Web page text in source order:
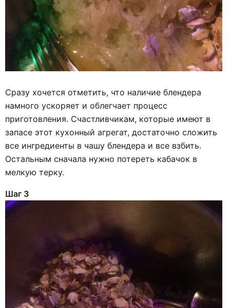
Сразу хочется отметить, что наличие блендера
намного ускоряет и облегчает процесс
приготовления. Счастливчикам, которые имеют в
запасе этот кухонный агрегат, достаточно сложить
все ингредиенты в чашу блендера и все взбить.
Остальным сначала нужно потереть кабачок в
мелкую терку.
Шаг 3